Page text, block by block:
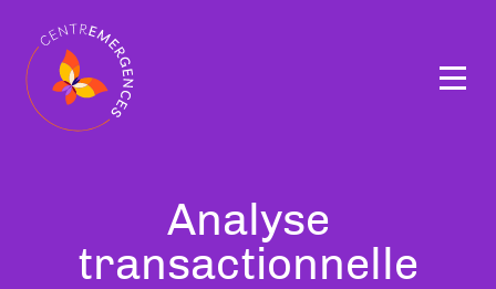
Tous
nos
Analyse
transactionnelle
Navigation
principale